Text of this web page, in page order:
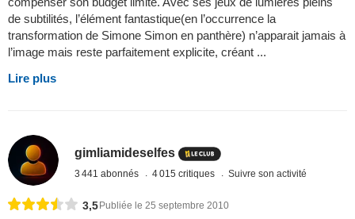
de subtilités, l’élément fantastique(en l’occurrence la
transformation de Simone Simon en panthère) n’apparait jamais à
l’image mais reste parfaitement explicite, créant ...
Lire plus
gimliamideselfes
3 441 abonnés 4 015 critiques Suivre son activité
3,5 Publiée le 25 septembre 2010